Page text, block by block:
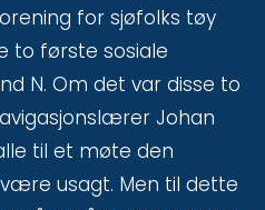
for sjøfolks tøy
to første sosiale
N. Om det var disse to
Johan
til et møte den
usagt. Men til dette